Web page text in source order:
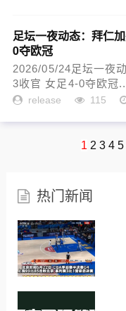
足坛一夜动态：拜仁
0夺欧冠
2026/05/24足坛一夜
3收官 女足4-0夺欧冠
release 115
1 2 3 4 5
热门新闻